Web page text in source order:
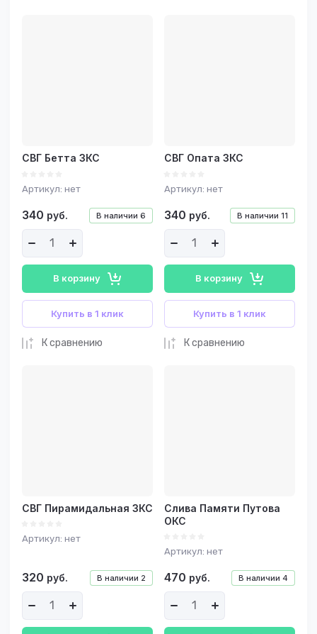
СВГ Бетта ЗКС
Артикул: нет
В наличии 6
340 руб.
В корзину
Купить в 1 клик
К сравнению
СВГ Опата ЗКС
Артикул: нет
В наличии 11
340 руб.
В корзину
Купить в 1 клик
К сравнению
СВГ Пирамидальная ЗКС
Артикул: нет
В наличии 2
320 руб.
Слива Памяти Путова
ОКС
Артикул: нет
В наличии 4
470 руб.